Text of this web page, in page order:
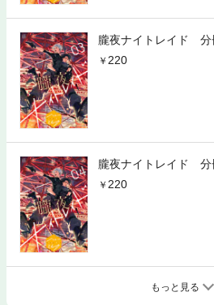
朧夜ナイトレイド 分
220
朧夜ナイトレイド 分
220
もっと見る